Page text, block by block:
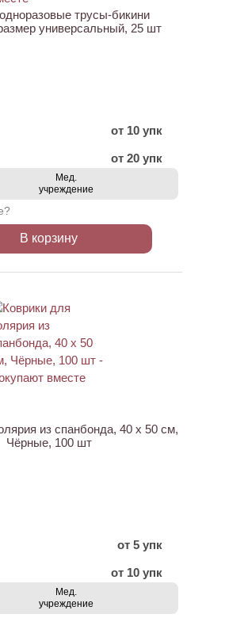
трусы-бикини
универсальный, 25 шт
от 10 упк
от 20 упк
Мед.
учреждение
В корзину
из спанбонда, 40 х 50 см,
Чёрные, 100 шт
от 5 упк
от 10 упк
Мед.
учреждение